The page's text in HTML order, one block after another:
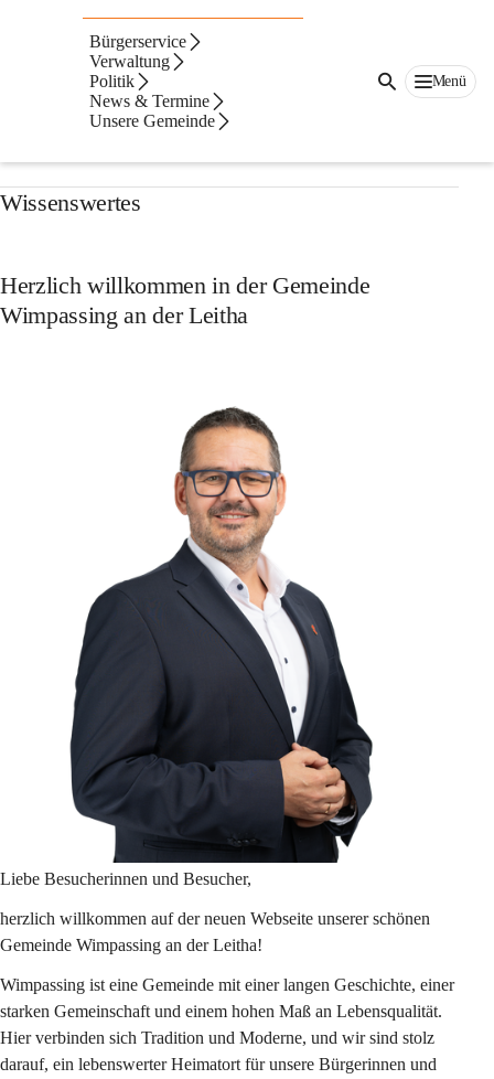
Bürgerservice
Verwaltung
Politik
News & Termine
Unsere Gemeinde
Menü
Gemeinde Wimpassing an der Leitha
Aktuelles
Wissenswertes
Herzlich willkommen in der Gemeinde
Wimpassing an der Leitha
Liebe Besucherinnen und Besucher,
herzlich willkommen auf der neuen Webseite unserer schönen
Gemeinde Wimpassing an der Leitha!
Wimpassing ist eine Gemeinde mit einer langen Geschichte, einer
starken Gemeinschaft und einem hohen Maß an Lebensqualität.
Hier verbinden sich Tradition und Moderne, und wir sind stolz
darauf, ein lebenswerter Heimatort für unsere Bürgerinnen und